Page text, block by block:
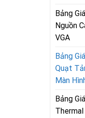
Bảng
Nguồn
VGA
Bảng
Quạt
Màn
Bảng